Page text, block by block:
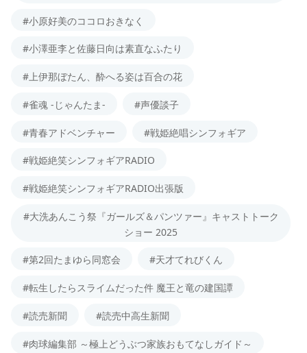
#小原好美のココロおきなく
#小澤亜李と佐藤日向は素直なふたり
#上伊那ぼたん、酔へる姿は百合の花
#雀魂 -じゃんたま- #声優談子
#青春アドベンチャー #戦姫絶唱シンフォギア
#戦姫絶笑シンフォギアRADIO
#戦姫絶笑シンフォギアRADIO出張版
#大洗あんこう祭『ガールズ＆パンツァー』キャストトーク
ショー 2025
#第2回たまゆら同窓会 #天才てれびくん
#転生したらスライムだった件 魔王と竜の建国譚
#読売新聞 #読売中高生新聞
#肉球編集部 ～極上どうぶつ家族おもてなしガイド～